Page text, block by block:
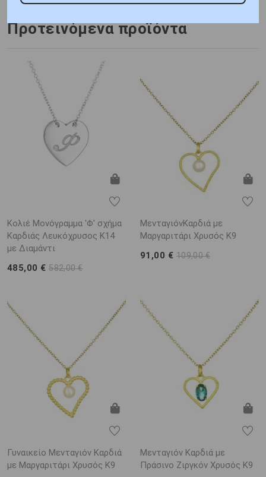
Προτεινόμενα προϊόντα
Κολιέ Μονόγραμμα 'Φ' σχήμα
Καρδιάς Λευκόχρυσος K14
με Διαμάντι
485,00 €582,00 €
ΜενταγιόνΚαρδιά με
Μαργαριτάρι Χρυσός K9
91,00 € 109,00 €
Γυναικείο Μενταγιόν Καρδιά
με Μαργαριτάρι Χρυσός K9
Μενταγιόν Καρδιά με
Πράσινο Ζιργκόν Χρυσός K9